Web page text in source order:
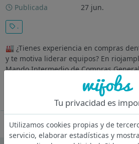
Publicada
27 jun.
.
🏭 ¿Tienes experiencia en compras
y te motiva liderar equipos? En
Mando Intermedio de Compras
industrial en La Rioja. Una posición
Tu privacidad es
Utilizamos cookies propias y de
servicio, elaborar estadísticas y